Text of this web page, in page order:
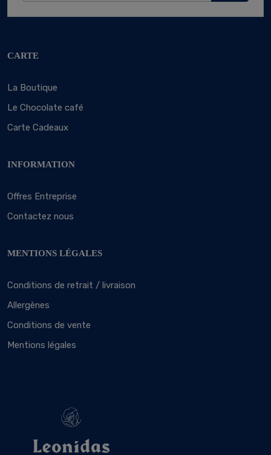
CARTE
La Boutique
Le Chocolate café
Carte Cadeaux
INFORMATION
Offres Entreprise
Contactez nous
MENTIONS LÉGALES
Conditions de retrait / livraison
Allergènes
Conditions de vente
Mentions légales